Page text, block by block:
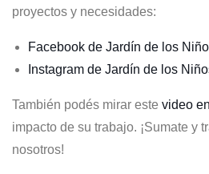
proyectos y necesidades:
Facebook de Jardín de los
Instagram de Jardín de los
También podés mirar este video
impacto de su trabajo. ¡Sumate y
nosotros!